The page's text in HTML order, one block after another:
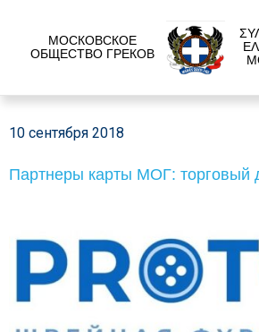
МОСКОВСКОЕ
ОБЩЕСТВО ГРЕКОВ
10 сентября 2018
Партнеры карты МОГ: торговый